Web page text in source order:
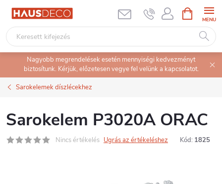
Ugrás
tartalomhoz
KOSÁR
Nagyobb megrendelések esetén mennyiségi kedvezményt
biztosítunk. Kérjük, előzetesen vegye fel velünk a kapcsolatot.
Sarokelemek díszlécekhez
Sarokelem P3020A ORAC
Nincs értékelés Ugrás az értékeléshez Kód: 1825